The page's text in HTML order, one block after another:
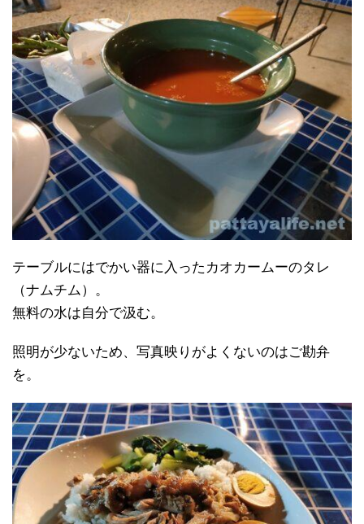
テーブルにはでかい器に入ったカオカームーのタレ
（ナムチム）。
無料の水は自分で汲む。
照明が少ないため、写真映りがよくないのはご勘弁
を。